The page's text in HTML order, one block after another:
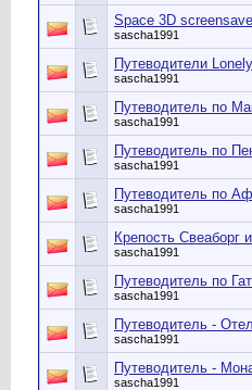
Space 3D
sascha1991
Путеводители
sascha1991
Путеводитель по
sascha1991
Путеводитель по
sascha1991
Путеводитель по
sascha1991
Крепость Свеаборг
sascha1991
Путеводитель по
sascha1991
Путеводитель -
sascha1991
Путеводитель -
sascha1991